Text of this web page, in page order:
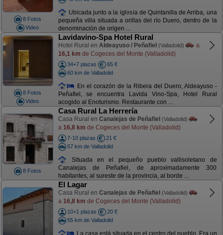
8 Fotos
Video
Ubicada junto a la iglesia de Quintanilla de Arriba, una
pequeña villa situada a orillas del río Duero, dentro de la
denominación de origen ...
8 Fotos
Video
Lavidavino-Spa Hotel Rural
Hotel Rural en Aldeayuso / Peñafiel (Valladolid)
a
16,1 km de Cogeces del Monte (Valladolid)
34+7 plazas
65 €
60 km de Valladolid
En el corazón de la Ribera del Duero, Aldeayuso -
Peñafiel, se encuentra Lavida Vino-Spa, Hotel Rural
acogido al Enoturismo. Restaurante con ...
8 Fotos
Casa Rural La Herrería
Casa Rural en Canalejas de Peñafiel (Valladolid)
a 16,8 km de Cogeces del Monte (Valladolid)
7-10 plazas
21 €
57 km de Valladolid
Situada en el pequeño pueblo vallisoletano de
Canalejas de Peñafiel, de aproximadamente 300
habitantes, al sureste de la provincia, al borde ...
El Lagar
Casa Rural en Canalejas de Peñafiel (Valladolid)
a 16,8 km de Cogeces del Monte (Valladolid)
10+1 plazas
20 €
55 km de Valladolid
La casa está situada en el centro del pueblo. Era un